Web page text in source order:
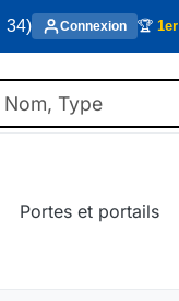
34) Connexion 🏆 1er
Portes et portails